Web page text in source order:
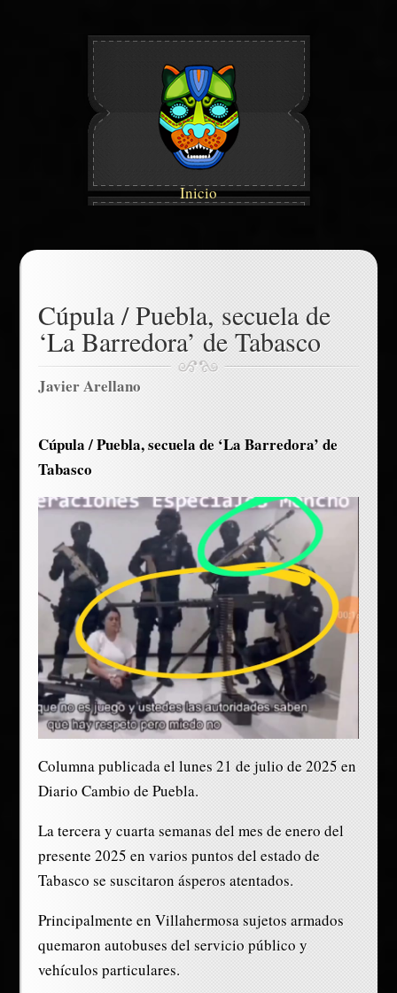
Inicio
Cúpula / Puebla, secuela de
‘La Barredora’ de Tabasco
Javier Arellano
Cúpula / Puebla, secuela de ‘La Barredora’ de
Tabasco
Columna publicada el lunes 21 de julio de 2025 en
Diario Cambio de Puebla.
La tercera y cuarta semanas del mes de enero del
presente 2025 en varios puntos del estado de
Tabasco se suscitaron ásperos atentados.
Principalmente en Villahermosa sujetos armados
quemaron autobuses del servicio público y
vehículos particulares.